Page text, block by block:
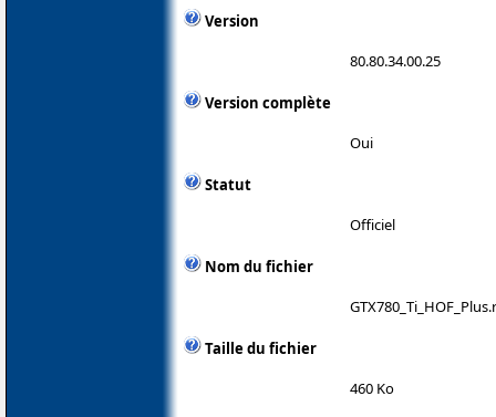
Version
80.80.34.00.25
Version complète
Oui
Statut
Officiel
Nom du fichier
Taille du fichier
460 Ko